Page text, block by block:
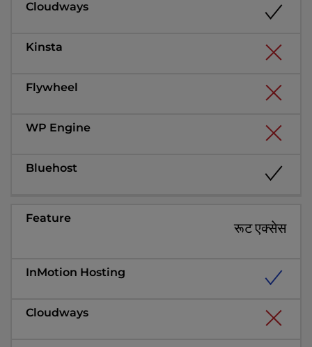
रूट एक्सेस